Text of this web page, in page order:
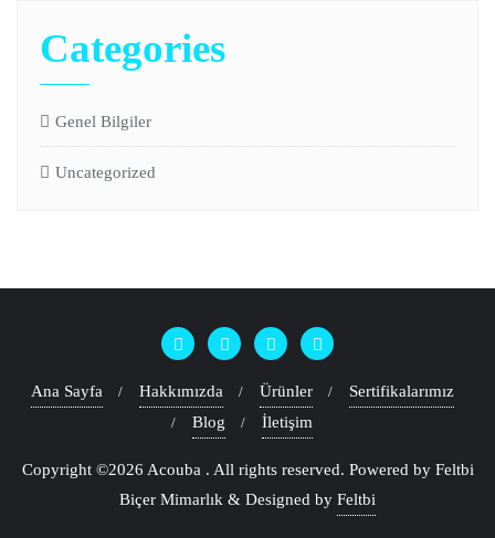
Categories
Genel Bilgiler
Uncategorized
Ana Sayfa Hakkımızda Ürünler
Sertifikalarımız
Blog
İletişim
Copyright ©2026 Acouba . All rights reserved. Powered by Feltbi
Biçer Mimarlık & Designed by Feltbi